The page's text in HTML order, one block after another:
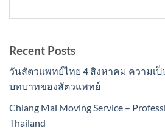
Recent Posts
วันสัตวแพทย์ไทย 4 สิงหาคม ความเ
บทบาทของสัตวแพทย์
Chiang Mai Moving Service –
Thailand